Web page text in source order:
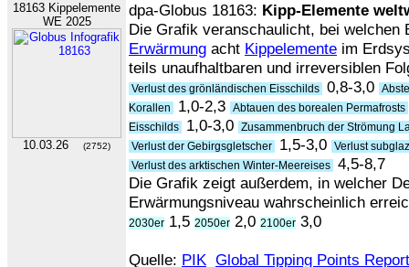
18163 Kippelemente
WE 2025
10.03.26 (2752)
dpa-Globus 18163: Kipp-Elemente
Die Grafik veranschaulicht, bei welchen
Erwärmung acht Kippelemente im
teils unaufhaltbaren und irreversiblen
Verlust des grönländischen Eisschilds 0,8-3,0
Korallen
1,0-2,3 Abtauen des borealen Permafrosts
Eisschilds 1,0-3,0 Zusammenbruch der Strömung
Verlust der Gebirgsgletscher
1,5-3,0 Verlust
Verlust des arktischen Winter-Meereises 4,5-8,7
Die Grafik zeigt außerdem, in welcher
Erwärmungsniveau wahrscheinlich
2030er 1,5 2050er 2,0 2100er 3,0
Quelle: PIK Global Tipping Points